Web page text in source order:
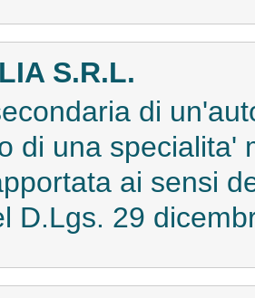
S.R.L.
di
di una specialita'
ai sensi
D.Lgs. 29